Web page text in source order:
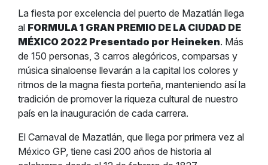
La fiesta por excelencia del puerto de Mazatlán llega
al FORMULA 1 GRAN PREMIO DE LA CIUDAD DE
MÉXICO 2022 Presentado por Heineken. Más
de 150 personas, 3 carros alegóricos, comparsas y
música sinaloense llevarán a la capital los colores y
ritmos de la magna fiesta porteña, manteniendo así la
tradición de promover la riqueza cultural de nuestro
país en la inauguración de cada carrera.
El Carnaval de Mazatlán, que llega por primera vez al
México GP, tiene casi 200 años de historia al